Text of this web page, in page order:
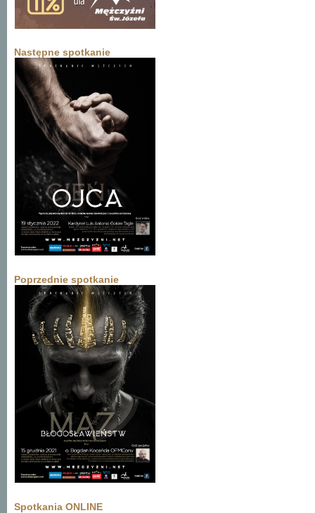
Następne spotkanie
Poprzednie spotkanie
Spotkania ONLINE